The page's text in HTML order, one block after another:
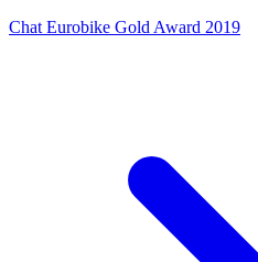
Chat Eurobike Gold Award 2019